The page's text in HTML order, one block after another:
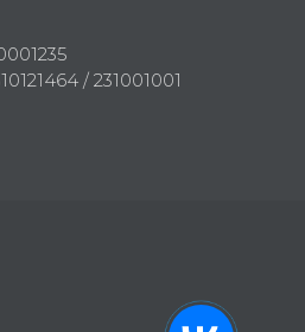
/ 231001001